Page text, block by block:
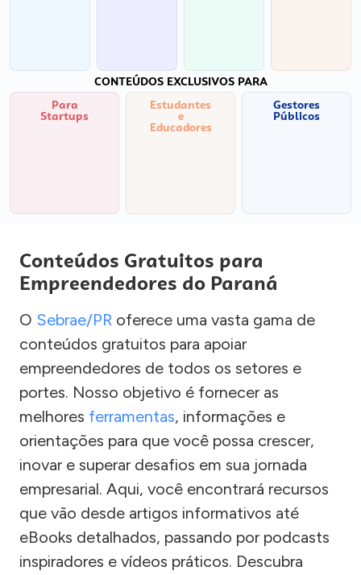
CONTEÚDOS EXCLUSIVOS PARA
Para
Startups
Estudantes
e
Educadores
Gestores
Públicos
Conteúdos Gratuitos para
Empreendedores do Paraná
O Sebrae/PR oferece uma vasta gama de
conteúdos gratuitos para apoiar
empreendedores de todos os setores e
portes. Nosso objetivo é fornecer as
melhores ferramentas, informações e
orientações para que você possa crescer,
inovar e superar desafios em sua jornada
empresarial. Aqui, você encontrará recursos
que vão desde artigos informativos até
eBooks detalhados, passando por podcasts
inspiradores e vídeos práticos. Descubra